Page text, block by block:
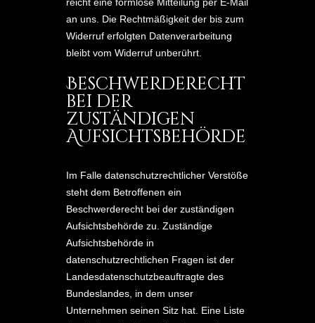
an uns. Die Rechtmäßigkeit der bis zum
Widerruf erfolgten Datenverarbeitung
bleibt vom Widerruf unberührt.
Beschwerderecht
bei der
zuständigen
Aufsichtsbehörde
Im Falle datenschutzrechtlicher Verstöße
steht dem Betroffenen ein
Beschwerderecht bei der zuständigen
Aufsichtsbehörde zu. Zuständige
Aufsichtsbehörde in
datenschutzrechtlichen Fragen ist der
Landesdatenschutzbeauftragte des
Bundeslandes, in dem unser
Unternehmen seinen Sitz hat. Eine Liste